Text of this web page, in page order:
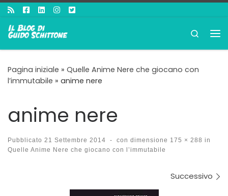
Passa al contenuto
Search
Pagina iniziale » Quelle Anime Nere che giocano con
l’immutabile » anime nere
anime nere
Pubblicato 21 Settembre 2014 - con dimensione 175 × 288 in
Quelle Anime Nere che giocano con l’immutabile
Navigazione immaginiSuccessivo